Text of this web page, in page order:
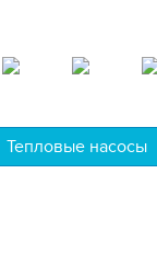
Тепловые насосы